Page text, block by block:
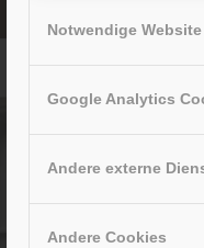
Notwendige
Google Analytics
Andere externe
Andere Cookies
Elektromobil für Senioren